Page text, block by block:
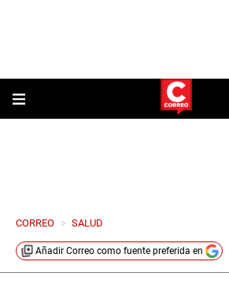
CORREO > SALUD
Añadir Correo como fuente preferida en